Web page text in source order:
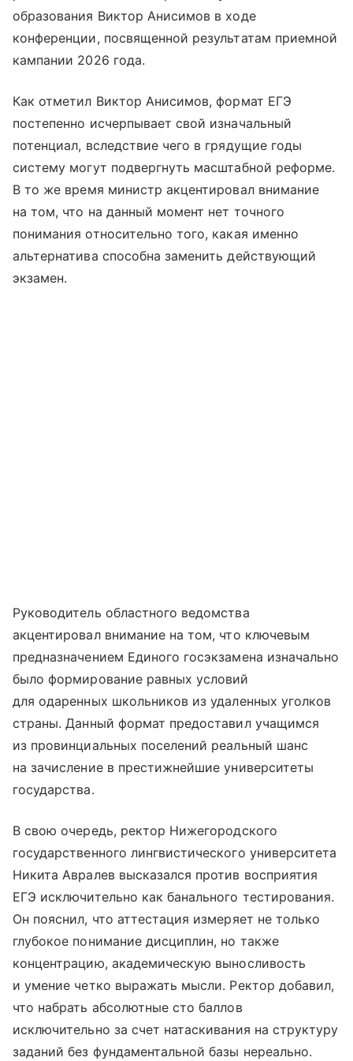
образования Виктор Анисимов в ходе
конференции, посвященной результатам приемной
кампании 2026 года.
Как отметил Виктор Анисимов, формат ЕГЭ
постепенно исчерпывает свой изначальный
потенциал, вследствие чего в грядущие годы
систему могут подвергнуть масштабной реформе.
В то же время министр акцентировал внимание
на том, что на данный момент нет точного
понимания относительно того, какая именно
альтернатива способна заменить действующий
экзамен.
Руководитель областного ведомства
акцентировал внимание на том, что ключевым
предназначением Единого госэкзамена изначально
было формирование равных условий
для одаренных школьников из удаленных уголков
страны. Данный формат предоставил учащимся
из провинциальных поселений реальный шанс
на зачисление в престижнейшие университеты
государства.
В свою очередь, ректор Нижегородского
государственного лингвистического университета
Никита Авралев высказался против восприятия
ЕГЭ исключительно как банального тестирования.
Он пояснил, что аттестация измеряет не только
глубокое понимание дисциплин, но также
концентрацию, академическую выносливость
и умение четко выражать мысли. Ректор добавил,
что набрать абсолютные сто баллов
исключительно за счет натаскивания на структуру
заданий без фундаментальной базы нереально.